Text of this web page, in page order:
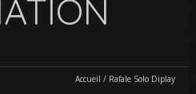
Accueil / Rafale Solo Diplay